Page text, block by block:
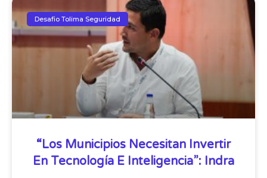
Desafio Tolima Seguridad
“Los Municipios Necesitan Invertir
En Tecnología E Inteligencia”: Indra